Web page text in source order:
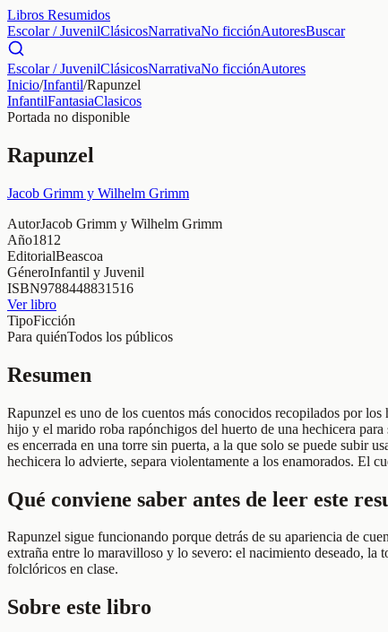
Libros Resumidos
Escolar / JuvenilClásicosNarrativaNo ficciónAutoresBuscar
Escolar / JuvenilClásicosNarrativaNo ficciónAutores
Inicio/Infantil/Rapunzel
InfantilFantasiaClasicos
Portada no disponible
Rapunzel
Jacob Grimm y Wilhelm Grimm
AutorJacob Grimm y Wilhelm Grimm
Año1812
EditorialBeascoa
GéneroInfantil y Juvenil
ISBN9788448831516
Ver libro
TipoFicción
Para quiénTodos los públicos
Resumen
Rapunzel es uno de los cuentos más conocidos recopilados por
hijo y el marido roba rapónchigos del huerto de una hechicera
es encerrada en una torre sin puerta, a la que solo se puede subir
hechicera lo advierte, separa violentamente a los enamorados. El
Qué conviene saber antes de leer este
Rapunzel sigue funcionando porque detrás de su apariencia de
extraña entre lo maravilloso y lo severo: el nacimiento deseado, la
folclóricos en clase.
Sobre este libro